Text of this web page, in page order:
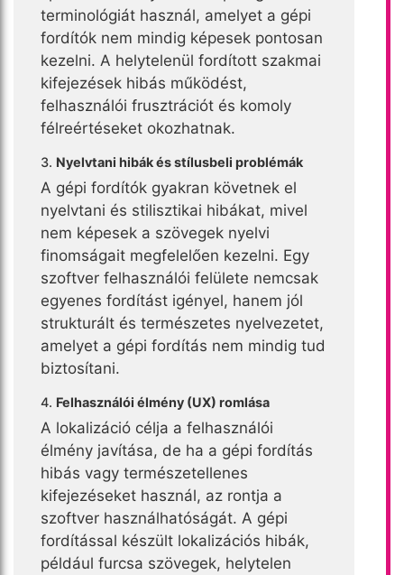
terminológiát használ, amelyet a gépi
fordítók nem mindig képesek pontosan
kezelni. A helytelenül fordított szakmai
kifejezések hibás működést,
felhasználói frusztrációt és komoly
félreértéseket okozhatnak.
3. Nyelvtani hibák és stílusbeli problémák
A gépi fordítók gyakran követnek el
nyelvtani és stilisztikai hibákat, mivel
nem képesek a szövegek nyelvi
finomságait megfelelően kezelni. Egy
szoftver felhasználói felülete nemcsak
egyenes fordítást igényel, hanem jól
strukturált és természetes nyelvezetet,
amelyet a gépi fordítás nem mindig tud
biztosítani.
4. Felhasználói élmény (UX) romlása
A lokalizáció célja a felhasználói
élmény javítása, de ha a gépi fordítás
hibás vagy természetellenes
kifejezéseket használ, az rontja a
szoftver használhatóságát. A gépi
fordítással készült lokalizációs hibák,
például furcsa szövegek, helytelen